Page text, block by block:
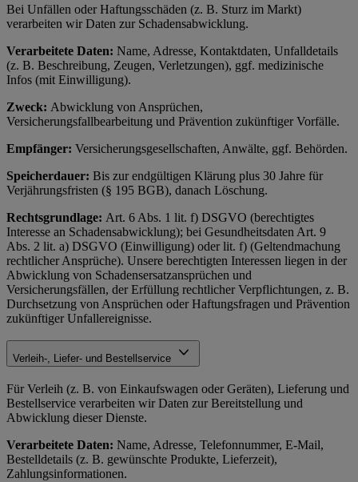
Bei Unfällen oder Haftungsschäden (z. B. Sturz im Markt)
verarbeiten wir Daten zur Schadensabwicklung.
Verarbeitete Daten: Name, Adresse, Kontaktdaten, Unfalldetails
(z. B. Beschreibung, Zeugen, Verletzungen), ggf. medizinische
Infos (mit Einwilligung).
Zweck: Abwicklung von Ansprüchen,
Versicherungsfallbearbeitung und Prävention zukünftiger Vorfälle.
Empfänger: Versicherungsgesellschaften, Anwälte, ggf. Behörden.
Speicherdauer: Bis zur endgültigen Klärung plus 30 Jahre für
Verjährungsfristen (§ 195 BGB), danach Löschung.
Rechtsgrundlage: Art. 6 Abs. 1 lit. f) DSGVO (berechtigtes
Interesse an Schadensabwicklung); bei Gesundheitsdaten Art. 9
Abs. 2 lit. a) DSGVO (Einwilligung) oder lit. f) (Geltendmachung
rechtlicher Ansprüche). Unsere berechtigten Interessen liegen in der
Abwicklung von Schadensersatzansprüchen und
Versicherungsfällen, der Erfüllung rechtlicher Verpflichtungen, z. B.
Durchsetzung von Ansprüchen oder Haftungsfragen und Prävention
zukünftiger Unfallereignisse.
Verleih-, Liefer- und Bestellservice
Für Verleih (z. B. von Einkaufswagen oder Geräten), Lieferung und
Bestellservice verarbeiten wir Daten zur Bereitstellung und
Abwicklung dieser Dienste.
Verarbeitete Daten: Name, Adresse, Telefonnummer, E-Mail,
Bestelldetails (z. B. gewünschte Produkte, Lieferzeit),
Zahlungsinformationen.